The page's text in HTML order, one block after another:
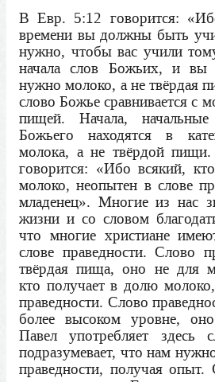
В Евр. 5:12 говорится:
времени вы должны быть
нужно, чтобы вас учили
начала слов Божьих, и вы
нужно молоко, а не твёрдая
слово Божье сравнивается с
пищей. Начала,
Божьего находятся в
молока, а не твёрдой
говорится: «Ибо всякий,
молоко, неопытен в слове
младенец». Многие из нас
жизни и со словом
что многие христиане
слове праведности. Слово
твёрдая пища, оно не для
кто получает в долю
праведности. Слово
более высоком уровне,
Павел употребляет здесь
подразумевает, что нам
праведности, получая